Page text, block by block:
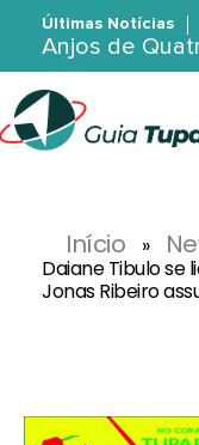
Últimas Notícias
Anjos de
Início »
Daiane Tibulo se
Jonas Ribeiro